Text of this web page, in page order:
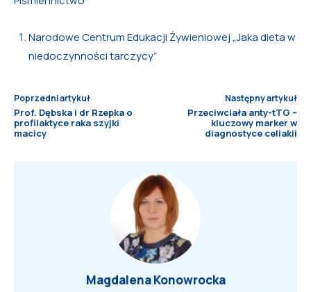
Narodowe Centrum Edukacji Żywieniowej „Jaka dieta w
niedoczynności tarczycy”
Poprzedni artykuł
Prof. Dębska i dr Rzepka o
profilaktyce raka szyjki
macicy
Następny artykuł
Przeciwciała anty-tTG –
kluczowy marker w
diagnostyce celiakii
Magdalena Konowrocka